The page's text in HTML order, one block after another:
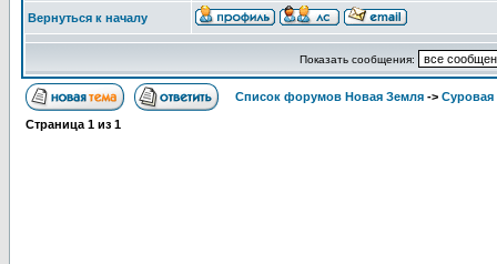
Вернуться к началу
Показать сообщения:
Список форумов Новая Земля -> Суровая
Страница 1 из 1